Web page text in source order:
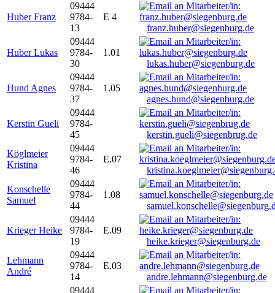
Huber Franz
09444
9784-
13
E 4
franz.huber@siegenburg.de
Huber Lukas
09444
9784-
30
1.01
lukas.huber@siegenburg.de
Hund Agnes
09444
9784-
37
1.05
agnes.hund@siegenburg.de
Kerstin Gueli
09444
9784-
45
kerstin.gueli@siegenbrug.de
Köglmeier
Kristina
09444
9784-
46
E.07
Konschelle
Samuel
09444
9784-
44
1.08
Krieger Heike
09444
9784-
19
E.09
heike.krieger@siegenburg.de
Lehmann
André
09444
9784-
14
E.03
andre.lehmann@siegenburg.de
09444